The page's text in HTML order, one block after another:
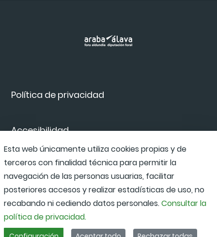
Política de privacidad
Accesibilidad
Canal de denuncias
Esta web únicamente utiliza cookies propias y de
terceros con finalidad técnica para permitir la
navegación de las personas usuarias, facilitar
posteriores accesos y realizar estadísticas de uso, no
recabando ni cediendo datos personales.Consultar la
política de privacidad.